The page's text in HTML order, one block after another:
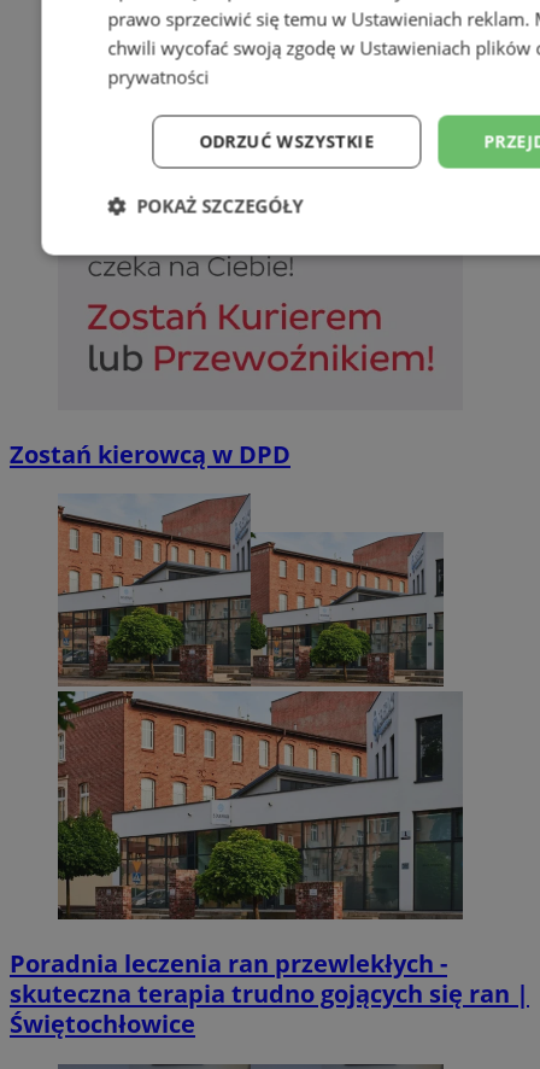
Zostań kierowcą w DPD
Poradnia leczenia ran przewlekłych -
skuteczna terapia trudno gojących się ran |
Świętochłowice
prawo sprzeciwić się temu w Ustawieniach reklam.
chwili wycofać swoją zgodę w Ustawieniach plików
prywatności
ODRZUĆ WSZYSTKIE
POKAŻ SZCZEGÓŁY
Niezbędne Wydajność
Niesklasyfikowane
Niezbędne Wydajność
Niezbędne pliki cookie umożliwiają korzystanie z podstawowych
takich jak logowanie użytkownika i zarządzanie kontem. Bez
można prawidłowo korzystać ze strony internetowej.
Nazwa
Provider/
Domena
SessID
sosnowiecki.pl
QeSessID sosnowiecki.pl
MvSessID sosnowiecki.pl
euds .rfihub.com